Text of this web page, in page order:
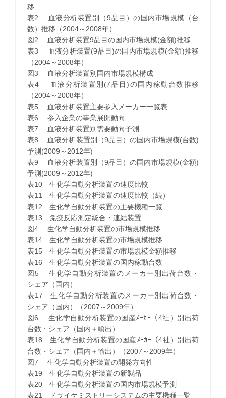
移
表2 血液分析装置別（9品目）の国内市場規模（台
数）推移（2004～2008年）
図2 血液分析装置9品目の国内市場規模(金額)推移
表3 血液分析装置(9品目)の国内市場規模(金額)推移
（2004～2008年）
図3 血液分析装置別国内市場規模構成
表4 血液分析装置別(7品目)の国内稼動台数推移
（2004～2008年）
表5 血液分析装置主要参入メーカー一覧表
表6 参入企業の事業展開動向
表7 血液分析装置別需要動向予測
表8 血液分析装置別（9品目）の国内市場規模(台数)
予測(2009～2012年)
表9 血液分析装置別（9品目）の国内市場規模(金額)
予測(2009～2012年)
表10 生化学自動分析装置の速度比較
表11 生化学自動分析装置の速度比較（続）
表12 生化学自動分析装置の主要機種一覧
表13 免疫反応測定統合・連結装置
図4 生化学自動分析装置の市場規模推移
表14 生化学自動分析装置の市場規模推移
表15 生化学自動分析装置の市場規模金額推移
表16 生化学自動分析装置の国内稼動台数
図5 生化学自動分析装置のメーカー別出荷台数・
シェア（国内）
表17 生化学自動分析装置のメーカー別出荷台数・
シェア（国内）（2007～2009年）
図6 生化学自動分析装置の国産ﾒｰｶｰ（4社）別出荷
台数・シェア（国内＋輸出）
表18 生化学自動分析装置の国産ﾒｰｶｰ（4社）別出荷
台数・シェア（国内＋輸出）（2007～2009年）
図7 生化学自動分析装置の開発方向性
表19 生化学自動分析装置の新製品
表20 生化学自動分析装置の国内市場規模予測
表21 ドライケミストリーシステムの主要機種一覧